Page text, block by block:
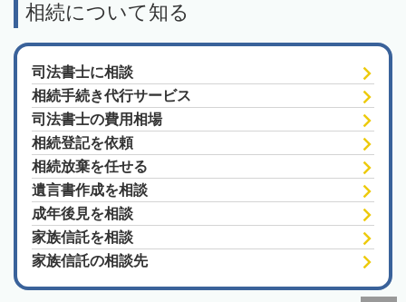
相続について知る
司法書士に相談
相続手続き代行サービス
司法書士の費用相場
相続登記を依頼
相続放棄を任せる
遺言書作成を相談
成年後見を相談
家族信託を相談
家族信託の相談先